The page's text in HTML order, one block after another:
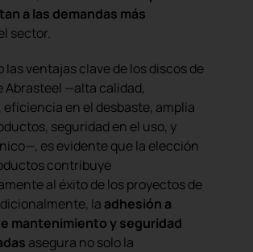
a las demandas más
sector.
las ventajas clave de los discos de
Abrasteel —alta calidad,
eficiencia en el desbaste, amplia
seguridad en el uso, y
es evidente que la elección
contribuye
al éxito de los proyectos de
la adhesión a
mantenimiento y seguridad
asegura no solo la